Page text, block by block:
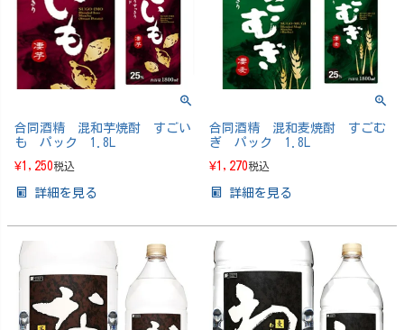
合同酒精 混和芋焼酎 すごい
も パック 1.8L
¥1,250税込
詳細を見る
合同酒精 混和麦焼酎 すごむ
ぎ パック 1.8L
¥1,270税込
詳細を見る